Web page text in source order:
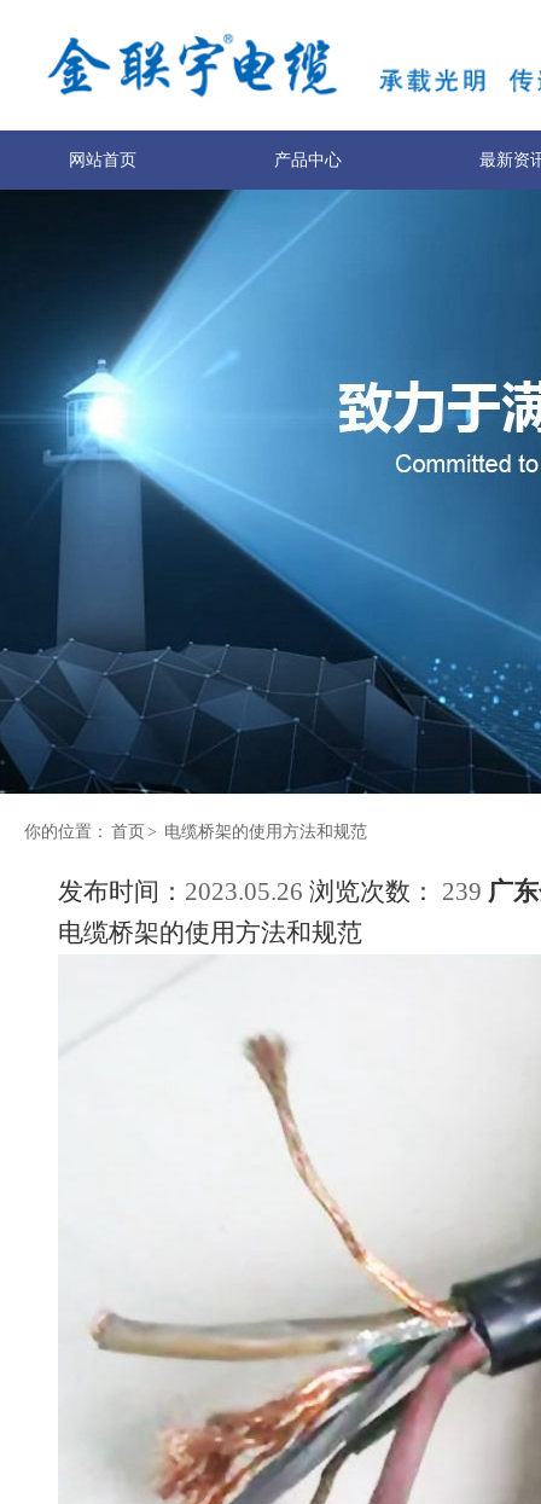
网站首页 产品中心 最新资
技术专利
你的位置： 首页 > 电缆桥架的使用方法和规范
发布时间： 2023.05.26 浏览次数： 239 广
电缆桥架的使用方法和规范